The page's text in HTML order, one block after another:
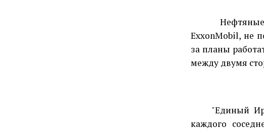
ExxonMobil, не
за планы
между двумя
"Единый
каждого